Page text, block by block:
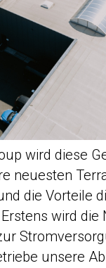
wird diese
neuesten
die Vorteile
wird die
unsere